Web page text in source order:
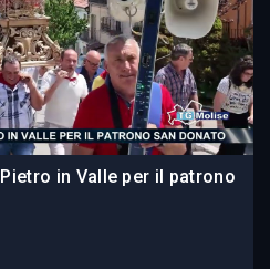
in Valle per il patrono